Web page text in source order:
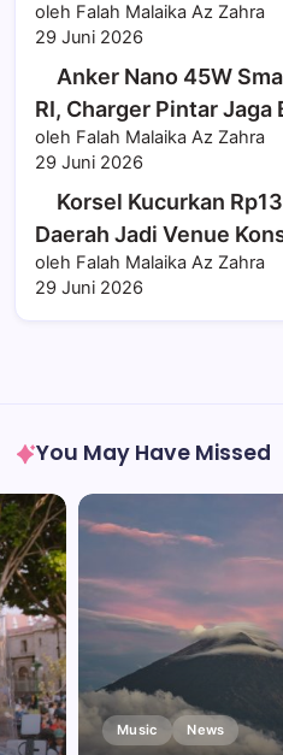
oleh Falah Malaika Az Zahra
29 Juni 2026
Anker Nano 45W
RI, Charger Pintar Jaga
oleh Falah Malaika Az Zahra
29 Juni 2026
Korsel Kucurkan
Daerah Jadi Venue
oleh Falah Malaika Az Zahra
29 Juni 2026
You May Have Missed
Music News